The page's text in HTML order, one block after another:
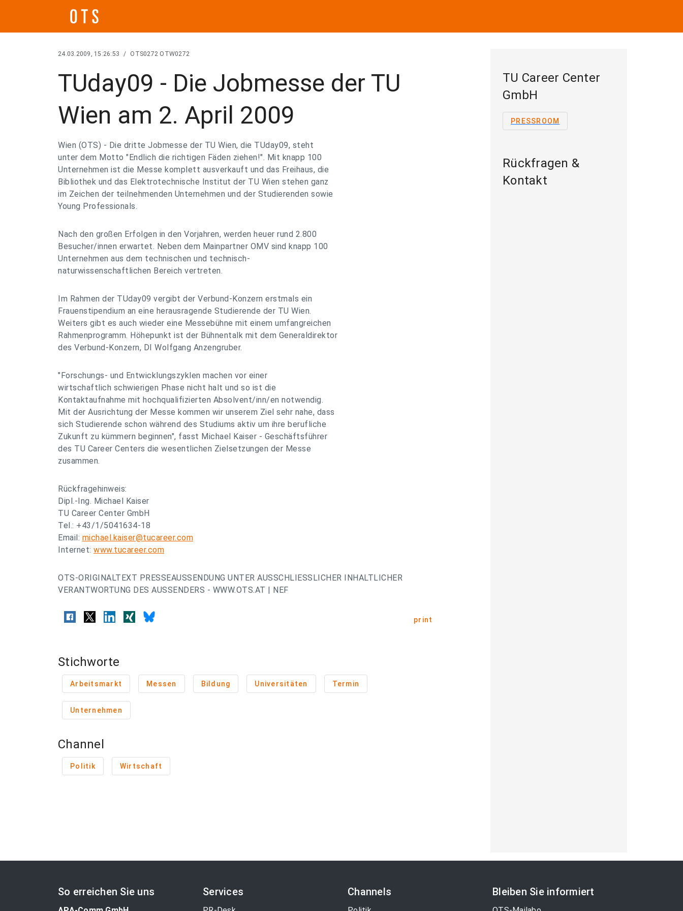
24.03.2009, 15:26:53 / OTS0272 OTW0272
TUday09 - Die Jobmesse der TU
Wien am 2. April 2009
Wien (OTS) - Die dritte Jobmesse der TU Wien, die TUday09, steht
unter dem Motto "Endlich die richtigen Fäden ziehen!". Mit knapp 100
Unternehmen ist die Messe komplett ausverkauft und das Freihaus, die
Bibliothek und das Elektrotechnische Institut der TU Wien stehen ganz
im Zeichen der teilnehmenden Unternehmen und der Studierenden sowie
Young Professionals.
Nach den großen Erfolgen in den Vorjahren, werden heuer rund 2.800
Besucher/innen erwartet. Neben dem Mainpartner OMV sind knapp 100
Unternehmen aus dem technischen und technisch-
naturwissenschaftlichen Bereich vertreten.
Im Rahmen der TUday09 vergibt der Verbund-Konzern erstmals ein
Frauenstipendium an eine herausragende Studierende der TU Wien.
Weiters gibt es auch wieder eine Messebühne mit einem umfangreichen
Rahmenprogramm. Höhepunkt ist der Bühnentalk mit dem Generaldirektor
des Verbund-Konzern, DI Wolfgang Anzengruber.
"Forschungs- und Entwicklungszyklen machen vor einer
wirtschaftlich schwierigen Phase nicht halt und so ist die
Kontaktaufnahme mit hochqualifizierten Absolvent/inn/en notwendig.
Mit der Ausrichtung der Messe kommen wir unserem Ziel sehr nahe, dass
sich Studierende schon während des Studiums aktiv um ihre berufliche
Zukunft zu kümmern beginnen", fasst Michael Kaiser - Geschäftsführer
des TU Career Centers die wesentlichen Zielsetzungen der Messe
zusammen.
Rückfragehinweis:
Dipl.-Ing. Michael Kaiser
TU Career Center GmbH
Tel.: +43/1/5041634-18
Email: michael.kaiser@tucareer.com
Internet: www.tucareer.com
OTS-ORIGINALTEXT PRESSEAUSSENDUNG UNTER AUSSCHLIESSLICHER INHALTLICHER
VERANTWORTUNG DES AUSSENDERS - WWW.OTS.AT | NEF
print
Stichworte
Arbeitsmarkt Messen Bildung Universitäten Termin
Unternehmen
Channel
Politik Wirtschaft
TU Career Center
GmbH
PRESSROOM
Rückfragen &
Kontakt
So erreichen Sie uns Services Channels Bleiben Sie informiert